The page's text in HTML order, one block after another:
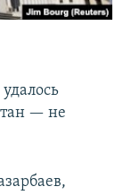
— не